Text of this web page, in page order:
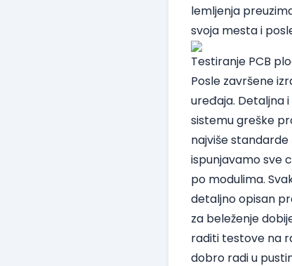
lemljenja
svoja mesta i
Testiranje PCB
Posle završene
uređaja. Detaljna
sistemu greške
najviše
ispunjavamo sve
po modulima.
detaljno opisan
za beleženje
raditi testove na
dobro radi u